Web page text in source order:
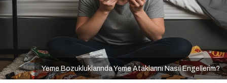
Yeme Bozukluklarında Yeme Ataklarını Nasıl Engellerim?